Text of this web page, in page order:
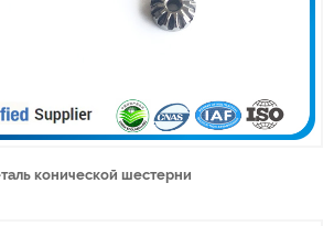
конической шестерни